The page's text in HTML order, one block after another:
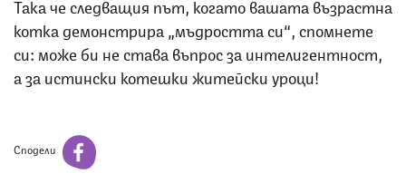
Така че следващия път, когато вашата възрастна
котка демонстрира „мъдростта си“, спомнете
си: може би не става въпрос за интелигентност,
а за истински котешки житейски уроци!
Сподели